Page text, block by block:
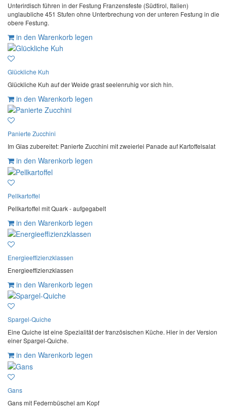
Unterirdisch führen in der Festung Franzensfeste (Südtirol, Italien)
unglaubliche 451 Stufen ohne Unterbrechung von der unteren Festung in die
obere Festung.
in den Warenkorb legen
Glückliche Kuh
Glückliche Kuh auf der Weide grast seelenruhig vor sich hin.
in den Warenkorb legen
Panierte Zucchini
Im Glas zubereitet: Panierte Zucchini mit zweierlei Panade auf Kartoffelsalat
in den Warenkorb legen
Pellkartoffel
Pellkartoffel mit Quark - aufgegabelt
in den Warenkorb legen
Energieeffizienzklassen
Energieeffizienzklassen
in den Warenkorb legen
Spargel-Quiche
Eine Quiche ist eine Spezialität der französischen Küche. Hier in der Version
einer Spargel-Quiche.
in den Warenkorb legen
Gans
Gans mit Federnbüschel am Kopf